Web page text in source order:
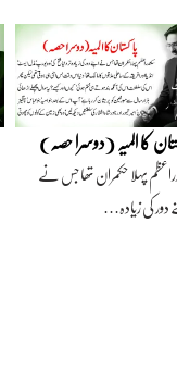
کا المیہ (دوسرا حصہ)
پہلا حکمران تھا جس نے
کی زیادہ…